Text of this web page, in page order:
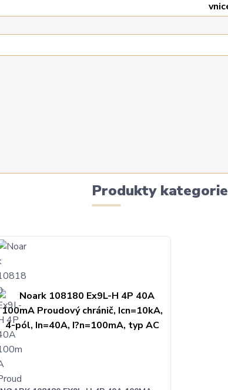
Produkty kategorie